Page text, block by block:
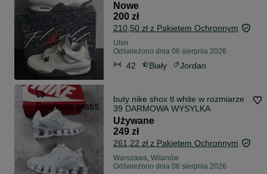
Nowe
200 zł
210,50 zł z Pakietem Ochronnym
Ulim
Odświeżono dnia 06 sierpnia 2026
42 Biały Jordan
Dostawa gratis
buty nike shox tl white w rozmiarze
39 DARMOWA WYSYLKA
Używane
249 zł
261,22 zł z Pakietem Ochronnym
Warszawa, Wilanów
Odświeżono dnia 06 sierpnia 2026